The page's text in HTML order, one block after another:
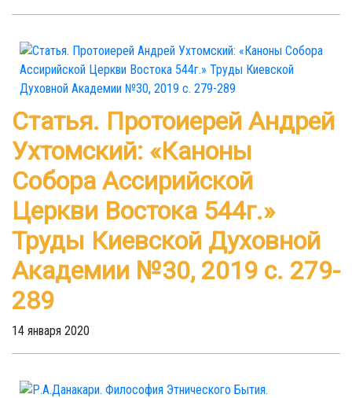
Статья. Протоиерей Андрей
Ухтомский: «Каноны
Собора Ассирийской
Церкви Востока 544г.»
Труды Киевской Духовной
Академии №30, 2019 с. 279-
289
14 января 2020